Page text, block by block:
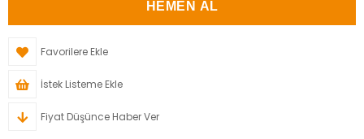
Favorilere Ekle
İstek Listeme Ekle
Fiyat Düşünce Haber Ver